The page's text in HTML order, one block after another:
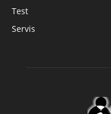
Test
Servis